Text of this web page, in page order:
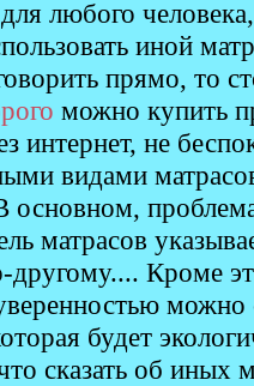
любого
иной
прямо, то
можно купить
интернет, не
видами
матрасов
другому.... Кроме
можно
будет
сказать об иных